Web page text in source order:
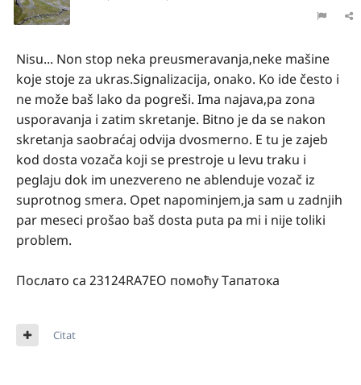
Nisu... Non stop neka preusmeravanja,neke mašine
koje stoje za ukras.Signalizacija, onako. Ko ide često i
ne može baš lako da pogreši. Ima najava,pa zona
usporavanja i zatim skretanje. Bitno je da se nakon
skretanja saobraćaj odvija dvosmerno. E tu je zajeb
kod dosta vozača koji se prestroje u levu traku i
peglaju dok im unezvereno ne ablenduje vozač iz
suprotnog smera. Opet napominjem,ja sam u zadnjih
par meseci prošao baš dosta puta pa mi i nije toliki
problem.
Послато са 23124RA7EO помоћу Тапатока
Citat